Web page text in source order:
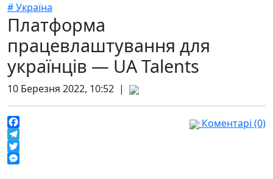
# Україна
Платформа
працевлаштування для
українців — UA Talents
10 Березня 2022, 10:52 |
Facebook
Telegram
Twitter
Коментарі (0)